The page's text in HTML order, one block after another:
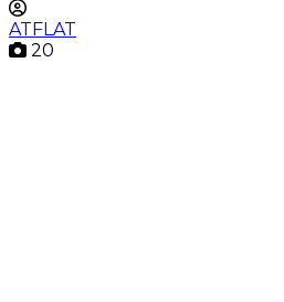
ATFLAT
20